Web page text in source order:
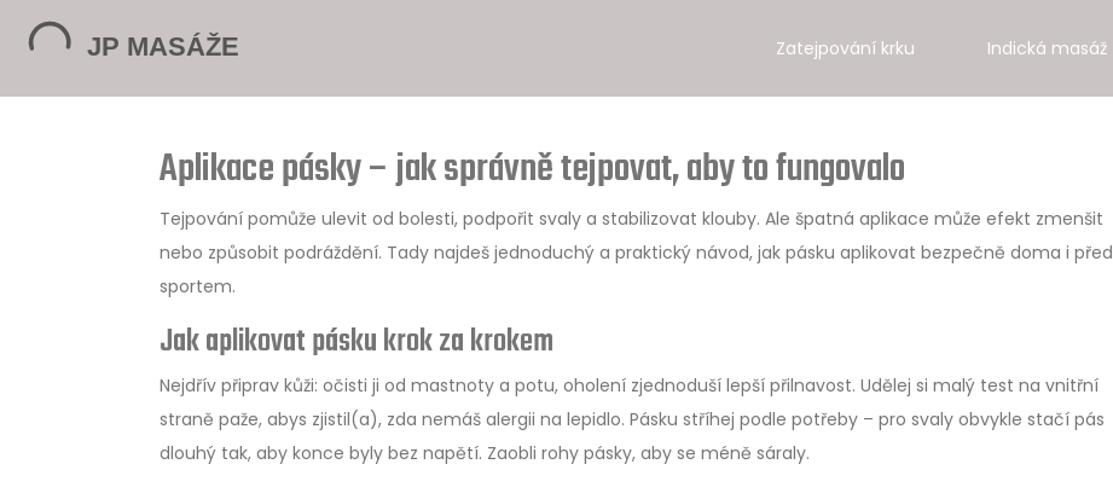
Zatejpování krku Indická masáž
Aplikace pásky – jak správně tejpovat, aby to fungovalo
Tejpování pomůže ulevit od bolesti, podpořit svaly a stabilizovat klouby. Ale špatná aplikace může efekt zmenšit
nebo způsobit podráždění. Tady najdeš jednoduchý a praktický návod, jak pásku aplikovat bezpečně doma i před
sportem.
Jak aplikovat pásku krok za krokem
Nejdřív připrav kůži: očisti ji od mastnoty a potu, oholení zjednoduší lepší přilnavost. Udělej si malý test na vnitřní
straně paže, abys zjistil(a), zda nemáš alergii na lepidlo. Pásku stříhej podle potřeby – pro svaly obvykle stačí pás
dlouhý tak, aby konce byly bez napětí. Zaobli rohy pásky, aby se méně sáraly.